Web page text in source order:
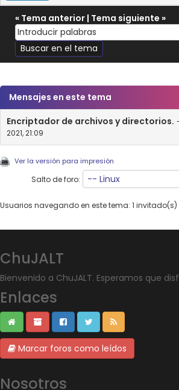
« Tema anterior | Tema siguiente »
Mensajes en este tema
Encriptador de archivos y directorios.
2021, 21:09
Ver la versión para impresión
Salto de foro:
Usuarios navegando en este tema: 1 invitado(s)
ChuJALT
Bienvenido a ChuJALT. Esperamos que
Enlaces
Marcar foros como leídos
Nosotros